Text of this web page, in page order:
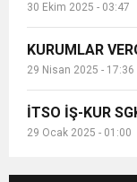
30 Ekim 2025 - 03:47
KURUMLAR
29 Nisan 2025 - 17:36
İTSO İŞ-KUR
29 Ocak 2025 - 01:00